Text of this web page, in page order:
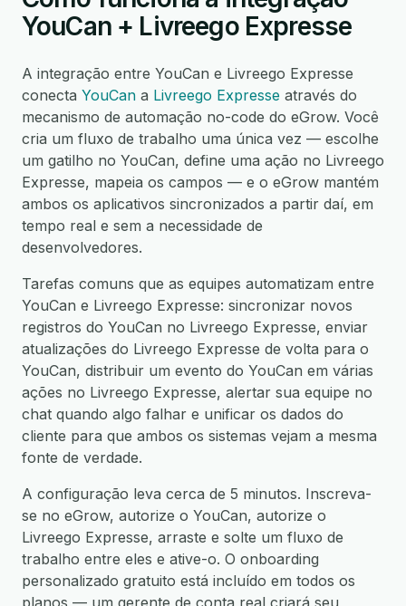
YouCan + Livreego Expresse
A integração entre YouCan e Livreego Expresse
conecta YouCan a Livreego Expresse através do
mecanismo de automação no-code do eGrow. Você
cria um fluxo de trabalho uma única vez — escolhe
um gatilho no YouCan, define uma ação no Livreego
Expresse, mapeia os campos — e o eGrow mantém
ambos os aplicativos sincronizados a partir daí, em
tempo real e sem a necessidade de
desenvolvedores.
Tarefas comuns que as equipes automatizam entre
YouCan e Livreego Expresse: sincronizar novos
registros do YouCan no Livreego Expresse, enviar
atualizações do Livreego Expresse de volta para o
YouCan, distribuir um evento do YouCan em várias
ações no Livreego Expresse, alertar sua equipe no
chat quando algo falhar e unificar os dados do
cliente para que ambos os sistemas vejam a mesma
fonte de verdade.
A configuração leva cerca de 5 minutos. Inscreva-
se no eGrow, autorize o YouCan, autorize o
Livreego Expresse, arraste e solte um fluxo de
trabalho entre eles e ative-o. O onboarding
personalizado gratuito está incluído em todos os
planos — um gerente de conta real criará seu